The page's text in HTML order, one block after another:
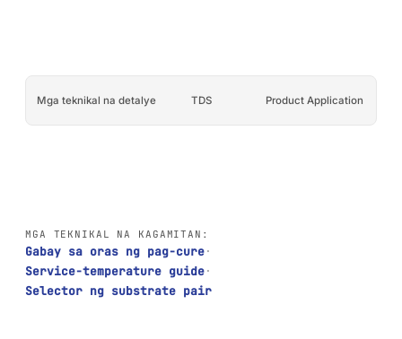
Mga teknikal na detalye TDS Product Application
MGA TEKNIKAL NA KAGAMITAN:
Gabay sa oras ng pag-cure·
Service-temperature guide·
Selector ng substrate pair